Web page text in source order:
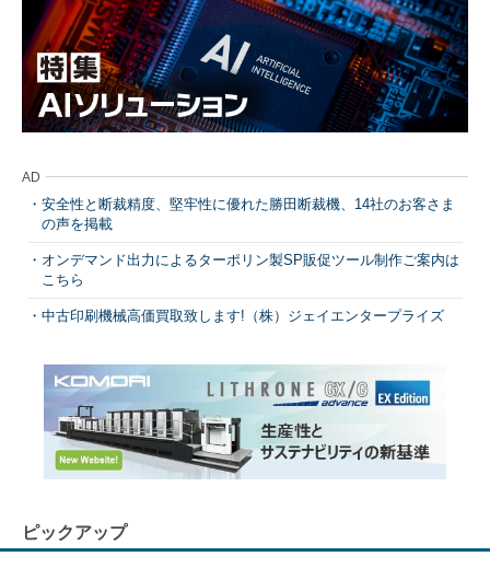
AD
安全性と断裁精度、堅牢性に優れた勝田断裁機、14社のお客さま
の声を掲載
オンデマンド出力によるターポリン製SP販促ツール制作ご案内は
こちら
中古印刷機械高価買取致します!（株）ジェイエンタープライズ
ピックアップ